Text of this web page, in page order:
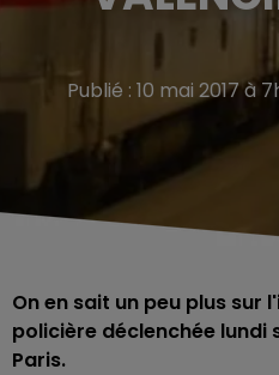
Publié : 10 mai 2017 à
On en sait un peu plus
policière déclenchée lundi
Paris.